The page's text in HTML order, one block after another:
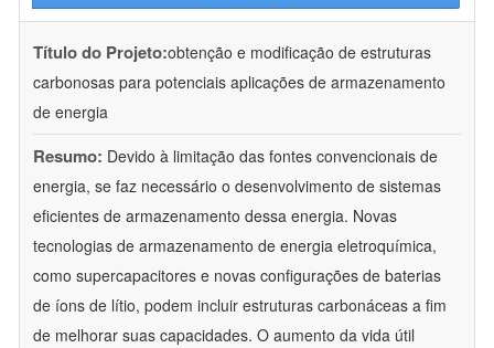
Título do Projeto:obtenção e modificação de estruturas
carbonosas para potenciais aplicações de armazenamento
de energia
Resumo: Devido à limitação das fontes convencionais de
energia, se faz necessário o desenvolvimento de sistemas
eficientes de armazenamento dessa energia. Novas
tecnologias de armazenamento de energia eletroquímica,
como supercapacitores e novas configurações de baterias
de íons de lítio, podem incluir estruturas carbonáceas a fim
de melhorar suas capacidades. O aumento da vida útil